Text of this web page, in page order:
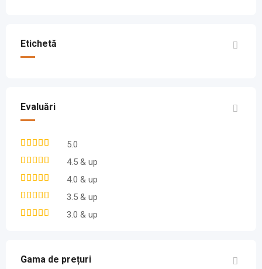
Etichetă
Evaluări
5.0
4.5 & up
4.0 & up
3.5 & up
3.0 & up
Gama de prețuri